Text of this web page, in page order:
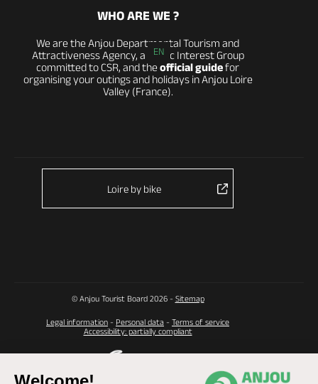
EN
WHO ARE WE ?
We are the Anjou Departmental Tourism and
Attractiveness Agency, a Public Interest Group
committed to CSR, and theofficial guidefor
organising your outings and holidays in Anjou Loire
Valley (France).
Loire by bike
© Anjou Tourist Board 2026 - Sitemap
Legal information - Personal data - Terms of service
Accessibility: partially compliant